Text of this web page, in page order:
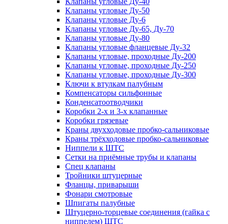
Клапаны угловые Ду-50
Клапаны угловые Ду-6
Клапаны угловые Ду-65, Ду-70
Клапаны угловые Ду-80
Клапаны угловые фланцевые Ду-32
Клапаны угловые, проходные Ду-200
Клапаны угловые, проходные Ду-250
Клапаны угловые, проходные Ду-300
Ключи к втулкам палубным
Компенсаторы сильфонные
Конденсатоотводчики
Коробки 2-х и 3-х клапанные
Коробки грязевые
Краны двухходовые пробко-сальниковые
Краны трёхходовые пробко-сальниковые
Ниппели к ШТС
Сетки на приёмные трубы и клапаны
Спец клапаны
Тройники штуцерные
Фланцы, приварыши
Фонари смотровые
Шпигаты палубные
Штуцерно-торцевые соединения (гайка с
ниппелем) ШТС